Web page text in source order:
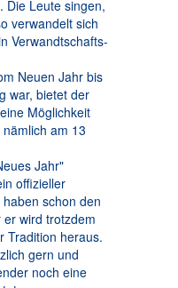
Die Leute singen,
verwandelt sich
Verwandtschafts-
Neuen Jahr bis
war, bietet der
Möglichkeit
am 13
Jahr"
offizieller
schon den
wird trotzdem
Tradition heraus.
gern und
noch eine